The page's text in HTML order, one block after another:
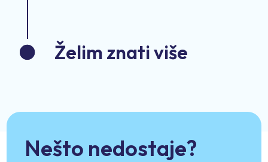
Želim znati više
Nešto nedostaje?